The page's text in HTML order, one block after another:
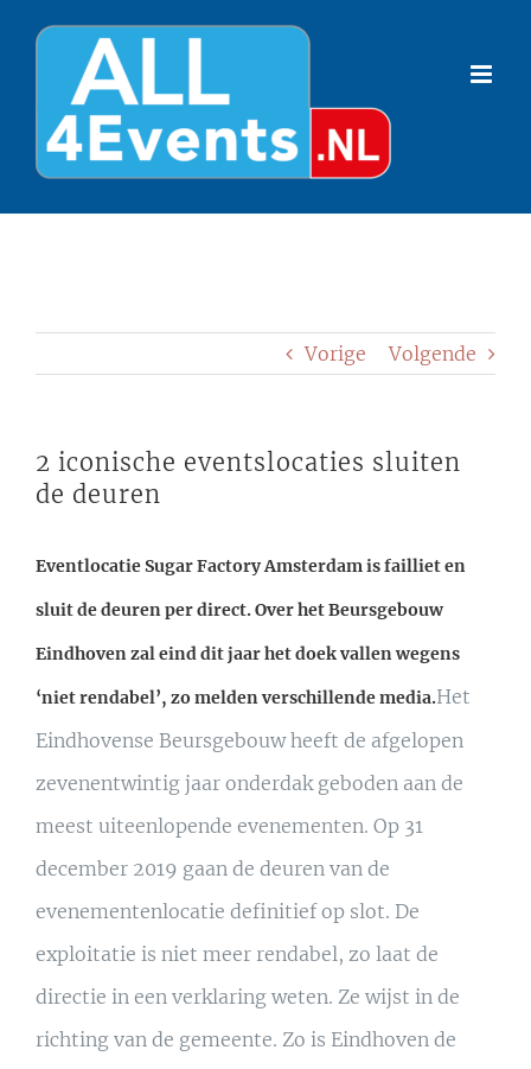
inhoud
Vorige Volgende
2 iconische eventslocaties sluiten
de deuren
Eventlocatie Sugar Factory Amsterdam is failliet en
sluit de deuren per direct. Over hetBeursgebouw
Eindhoven zal eind dit jaar het doek vallen wegens
‘niet rendabel’, zo melden verschillende media.Het
Eindhovense Beursgebouw heeft de afgelopen
zevenentwintig jaar onderdak geboden aan de
meest uiteenlopende evenementen. Op 31
december 2019 gaan de deuren van de
evenementenlocatie definitief op slot. De
exploitatie is niet meer rendabel, zo laat de
directie in een verklaring weten. Ze wijst in de
richting van de gemeente. Zo is Eindhoven de